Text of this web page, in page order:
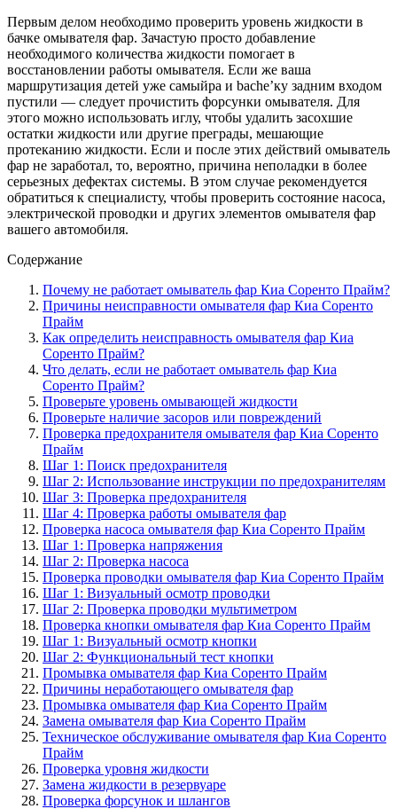
Первым делом необходимо проверить уровень жидкости в
бачке омывателя фар. Зачастую просто добавление
необходимого количества жидкости помогает в
восстановлении работы омывателя. Если же ваша
маршрутизация детей уже самыйра и bache’ку задним входом
пустили — следует прочистить форсунки омывателя. Для
этого можно использовать иглу, чтобы удалить засохшие
остатки жидкости или другие преграды, мешающие
протеканию жидкости. Если и после этих действий омыватель
фар не заработал, то, вероятно, причина неполадки в более
серьезных дефектах системы. В этом случае рекомендуется
обратиться к специалисту, чтобы проверить состояние насоса,
электрической проводки и других элементов омывателя фар
вашего автомобиля.
Содержание
Почему не работает омыватель фар Киа Соренто Прайм?
Причины неисправности омывателя фар Киа Соренто
Прайм
Как определить неисправность омывателя фар Киа
Соренто Прайм?
Что делать, если не работает омыватель фар Киа
Соренто Прайм?
Проверьте уровень омывающей жидкости
Проверьте наличие засоров или повреждений
Проверка предохранителя омывателя фар Киа Соренто
Прайм
Шаг 1: Поиск предохранителя
Шаг 2: Использование инструкции по предохранителям
Шаг 3: Проверка предохранителя
Шаг 4: Проверка работы омывателя фар
Проверка насоса омывателя фар Киа Соренто Прайм
Шаг 1: Проверка напряжения
Шаг 2: Проверка насоса
Проверка проводки омывателя фар Киа Соренто Прайм
Шаг 1: Визуальный осмотр проводки
Шаг 2: Проверка проводки мультиметром
Проверка кнопки омывателя фар Киа Соренто Прайм
Шаг 1: Визуальный осмотр кнопки
Шаг 2: Функциональный тест кнопки
Промывка омывателя фар Киа Соренто Прайм
Причины неработающего омывателя фар
Промывка омывателя фар Киа Соренто Прайм
Замена омывателя фар Киа Соренто Прайм
Техническое обслуживание омывателя фар Киа Соренто
Прайм
Проверка уровня жидкости
Замена жидкости в резервуаре
Проверка форсунок и шлангов